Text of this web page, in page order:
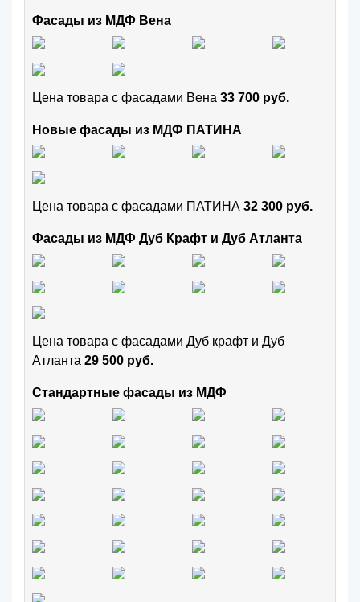
Фасады из МДФ Вена
Цена товара с фасадами Вена 33 700 руб.
Новые фасады из МДФ ПАТИНА
Цена товара с фасадами ПАТИНА 32 300 руб.
Фасады из МДФ Дуб Крафт и Дуб Атланта
Цена товара с фасадами Дуб крафт и Дуб
Атланта 29 500 руб.
Стандартные фасады из МДФ